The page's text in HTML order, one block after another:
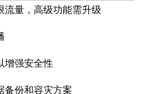
量，高级功能需升级
强安全性
份和容灾方案